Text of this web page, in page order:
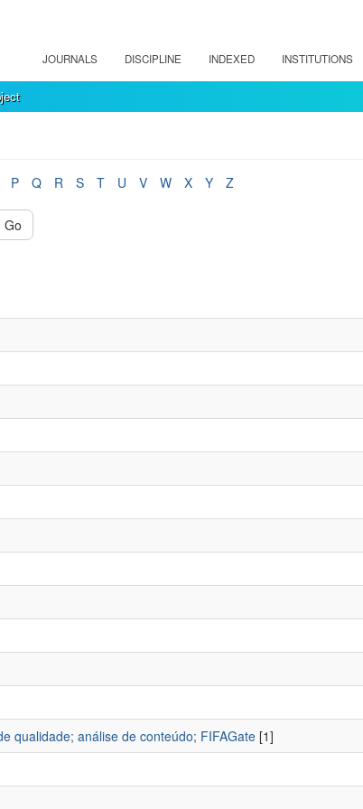
JOURNALS DISCIPLINE INDEXED INSTITUTIONS
P Q R S T U V W X Y Z
Go
qualidade; análise de conteúdo; FIFAGate[1]